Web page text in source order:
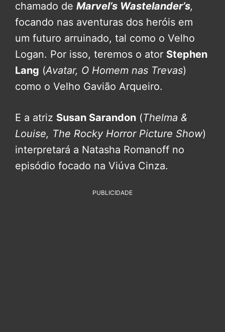
chamado de Marvel’s Wastelander’s,
focando nas aventuras dos heróis em
um futuro arruinado, tal como o Velho
Logan. Por isso, teremos o ator Stephen
Lang (Avatar, O Homem nas Trevas)
como o Velho Gavião Arqueiro.
E a atriz Susan Sarandon (Thelma &
Louise, The Rocky Horror Picture Show)
interpretará a Natasha Romanoff no
episódio focado na Viúva Cinza.
PUBLICIDADE